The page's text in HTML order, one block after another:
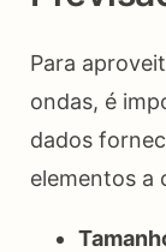
Para
ondas, é
dados
elementos a